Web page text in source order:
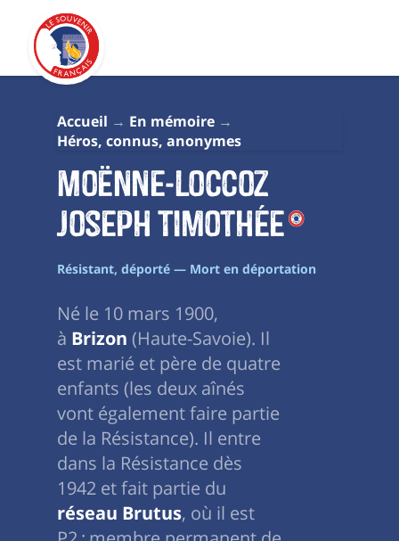
Accueil
En mémoire
Héros, connus, anonymes
Moënne-Loccoz
Joseph Timothée
Résistant, déporté — Mort en déportation
Né le 10 mars 1900,
à Brizon (Haute-Savoie). Il
est marié et père de quatre
enfants (les deux aînés
vont également faire partie
de la Résistance). Il entre
dans la Résistance dès
1942 et fait partie du
réseau Brutus, où il est